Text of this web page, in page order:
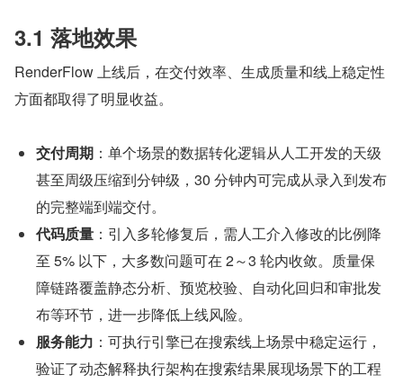
3.1 落地效果
RenderFlow 上线后，在交付效率、生成质量和线上稳定性
方面都取得了明显收益。
交付周期 ：单个场景的数据转化逻辑从人工开发的天级
甚至周级压缩到分钟级，30 分钟内可完成从录入到发布
的完整端到端交付。
代码质量 ：引入多轮修复后，需人工介入修改的比例降
至 5% 以下，大多数问题可在 2～3 轮内收敛。质量保
障链路覆盖静态分析、预览校验、自动化回归和审批发
布等环节，进一步降低上线风险。
服务能力 ：可执行引擎已在搜索线上场景中稳定运行，
验证了动态解释执行架构在搜索结果展现场景下的工程